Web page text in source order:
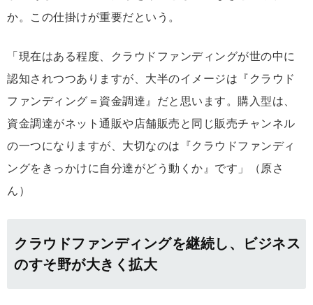
か。この仕掛けが重要だという。
「現在はある程度、クラウドファンディングが世の中に
認知されつつありますが、大半のイメージは『クラウド
ファンディング＝資金調達』だと思います。購入型は、
資金調達がネット通販や店舗販売と同じ販売チャンネル
の一つになりますが、大切なのは『クラウドファンディ
ングをきっかけに自分達がどう動くか』です」（原さ
ん）
クラウドファンディングを継続し、ビジネス
のすそ野が大きく拡大